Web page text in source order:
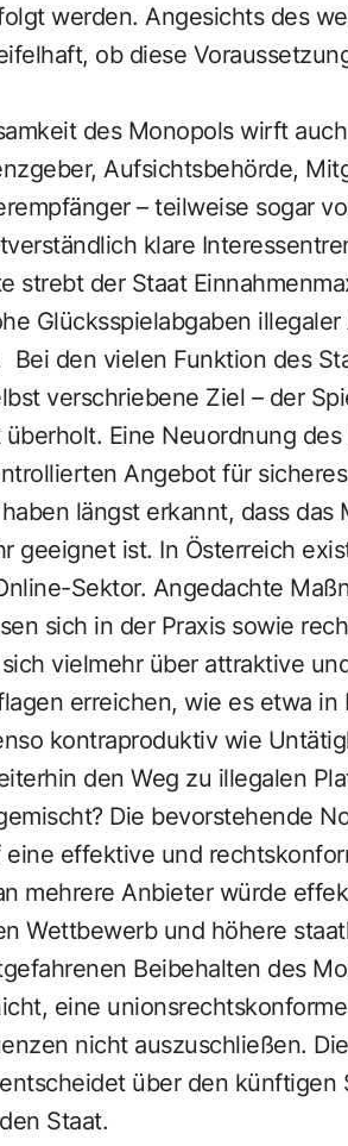
werden. Angesichts des
ob diese
des Monopols wirft
Aufsichtsbehörde,
– teilweise sogar
klare
strebt der Staat
Glücksspielabgaben
den vielen Funktion des
verschriebene Ziel – der
Eine Neuordnung
Angebot für
längst erkannt, dass das
geeignet ist. In Österreich
Sektor. Angedachte
sich in der Praxis sowie
vielmehr über attraktive
erreichen, wie es etwa in
kontraproduktiv wie
den Weg zu illegalen
Die bevorstehende
effektive und
mehrere Anbieter würde
Wettbewerb und höhere
Beibehalten des
eine
nicht auszuschließen.
über den künftigen
Staat.